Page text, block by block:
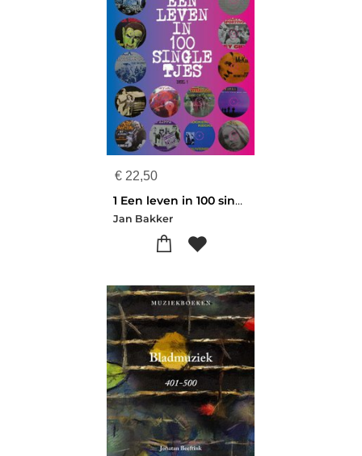
€ 22,50
1 Een leven in 100 singletjes
Jan Bakker